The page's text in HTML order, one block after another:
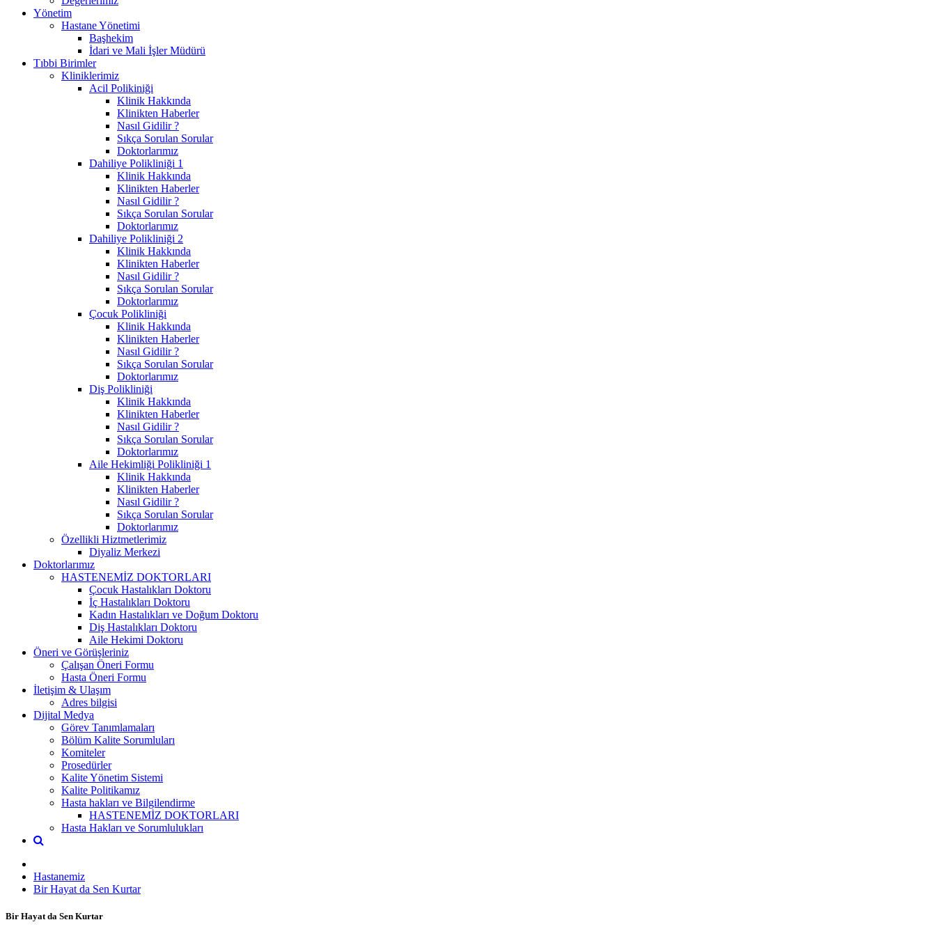
Yönetim
Hastane Yönetimi
Başhekim
İdari ve Mali İşler Müdürü
Tıbbi Birimler
Kliniklerimiz
Acil Polikiniği
Klinik Hakkında
Klinikten Haberler
Nasıl Gidilir ?
Sıkça Sorulan Sorular
Doktorlarımız
Dahiliye Polikliniği 1
Klinik Hakkında
Klinikten Haberler
Nasıl Gidilir ?
Sıkça Sorulan Sorular
Doktorlarımız
Dahiliye Polikliniği 2
Klinik Hakkında
Klinikten Haberler
Nasıl Gidilir ?
Sıkça Sorulan Sorular
Doktorlarımız
Çocuk Polikliniği
Klinik Hakkında
Klinikten Haberler
Nasıl Gidilir ?
Sıkça Sorulan Sorular
Doktorlarımız
Diş Polikliniği
Klinik Hakkında
Klinikten Haberler
Nasıl Gidilir ?
Sıkça Sorulan Sorular
Doktorlarımız
Aile Hekimliği Polikliniği 1
Klinik Hakkında
Klinikten Haberler
Nasıl Gidilir ?
Sıkça Sorulan Sorular
Doktorlarımız
Özellikli Hiztmetlerimiz
Diyaliz Merkezi
Doktorlarımız
HASTENEMİZ DOKTORLARI
Çocuk Hastalıkları Doktoru
İç Hastalıkları Doktoru
Kadın Hastalıkları ve Doğum Doktoru
Diş Hastalıkları Doktoru
Aile Hekimi Doktoru
Öneri ve Görüşleriniz
Çalışan Öneri Formu
Hasta Öneri Formu
İletişim & Ulaşım
Adres bilgisi
Dijital Medya
Görev Tanımlamaları
Bölüm Kalite Sorumluları
Komiteler
Prosedürler
Kalite Yönetim Sistemi
Kalite Politikamız
Hasta hakları ve Bilgilendirme
HASTENEMİZ DOKTORLARI
Hasta Hakları ve Sorumlulukları
Hastanemiz
Bir Hayat da Sen Kurtar
Bir Hayat da Sen Kurtar